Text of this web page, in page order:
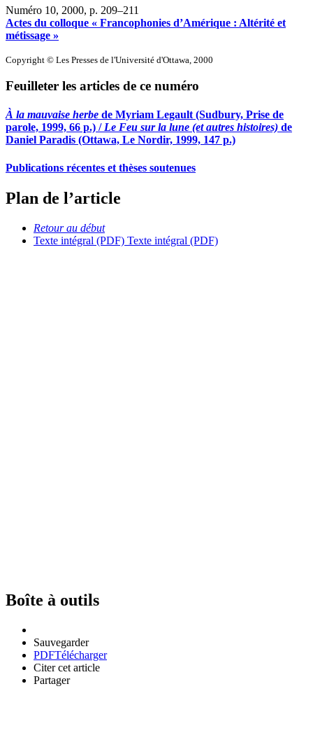
Numéro 10, 2000, p. 209–211
Actes du colloque « Francophonies d’Amérique : Altérité et
métissage »
Copyright © Les Presses de l'Université d'Ottawa, 2000
Feuilleter les articles de ce numéro
À la mauvaise herbe de Myriam Legault (Sudbury, Prise de
parole, 1999, 66 p.) /Le Feu sur la lune (et autres histoires) de
Daniel Paradis (Ottawa, Le Nordir, 1999, 147 p.)
Publications récentes et thèses soutenues
Plan de l’article
Retour au début
Texte intégral (PDF) Texte intégral (PDF)
Boîte à outils
Sauvegarder
PDFTélécharger
Citer cet article
Partager